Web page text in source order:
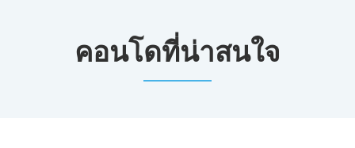
คอนโดที่น่าสนใจ